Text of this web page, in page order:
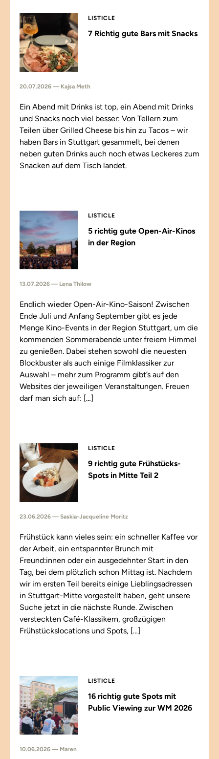
LISTICLE
7 Richtig gute Bars mit Snacks
20.07.2026 — Kajsa Meth
Ein Abend mit Drinks ist top, ein Abend mit Drinks
und Snacks noch viel besser: Von Tellern zum
Teilen über Grilled Cheese bis hin zu Tacos – wir
haben Bars in Stuttgart gesammelt, bei denen
neben guten Drinks auch noch etwas Leckeres zum
Snacken auf dem Tisch landet.
LISTICLE
5 richtig gute Open-Air-Kinos
in der Region
13.07.2026 — Lena Thilow
Endlich wieder Open-Air-Kino-Saison! Zwischen
Ende Juli und Anfang September gibt es jede
Menge Kino-Events in der Region Stuttgart, um die
kommenden Sommerabende unter freiem Himmel
zu genießen. Dabei stehen sowohl die neuesten
Blockbuster als auch einige Filmklassiker zur
Auswahl – mehr zum Programm gibt’s auf den
Websites der jeweiligen Veranstaltungen. Freuen
darf man sich auf: […]
LISTICLE
9 richtig gute Frühstücks-
Spots in Mitte Teil 2
23.06.2026 — Saskia-Jacqueline Moritz
Frühstück kann vieles sein: ein schneller Kaffee vor
der Arbeit, ein entspannter Brunch mit
Freund:innen oder ein ausgedehnter Start in den
Tag, bei dem plötzlich schon Mittag ist. Nachdem
wir im ersten Teil bereits einige Lieblingsadressen
in Stuttgart-Mitte vorgestellt haben, geht unsere
Suche jetzt in die nächste Runde. Zwischen
versteckten Café-Klassikern, großzügigen
Frühstückslocations und Spots, […]
LISTICLE
16 richtig gute Spots mit
Public Viewing zur WM 2026
10.06.2026 — Maren